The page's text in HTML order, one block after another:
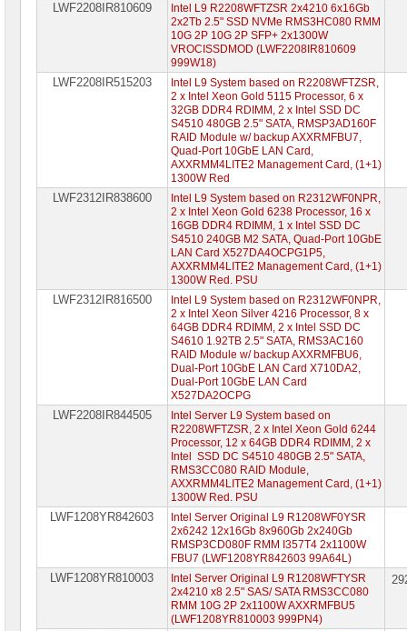
СХД
Серверные
Серверные
LWF2208IR810609
Intel L9 R2208WFTZSR 2x4210 6x16Gb
2x2Tb 2.5" SSD NVMe RMS3HC080 RMM
10G 2P 10G 2P SFP+ 2x1300W
VROCISSDMOD (LWF2208IR810609
999W18)
LWF2208IR515203
Intel L9 System based on R2208WFTZSR,
2 x Intel Xeon Gold 5115 Processor, 6 x
32GB DDR4 RDIMM, 2 x Intel SSD DC
S4510 480GB 2.5" SATA, RMSP3AD160F
RAID Module w/ backup AXXRMFBU7,
Quad-Port 10GbE LAN Card,
AXXRMM4LITE2 Management Card, (1+1)
1300W Red
LWF2312IR838600
Intel L9 System based on R2312WF0NPR,
2 x Intel Xeon Gold 6238 Processor, 16 x
16GB DDR4 RDIMM, 1 x Intel SSD DC
S4510 240GB M2 SATA, Quad-Port 10GbE
LAN Card X527DA4OCPG1P5,
AXXRMM4LITE2 Management Card, (1+1)
1300W Red. PSU
LWF2312IR816500
Intel L9 System based on R2312WF0NPR,
2 x Intel Xeon Silver 4216 Processor, 8 x
64GB DDR4 RDIMM, 2 x Intel SSD DC
S4610 1.92TB 2.5" SATA, RMS3AC160
RAID Module w/ backup AXXRMFBU6,
Dual-Port 10GbE LAN Card X710DA2,
Dual-Port 10GbE LAN Card
X527DA2OCPG
LWF2208IR844505
Intel Server L9 System based on
R2208WFTZSR, 2 x Intel Xeon Gold 6244
Processor, 12 x 64GB DDR4 RDIMM, 2 x
Intel SSD DC S4510 480GB 2.5" SATA,
RMS3CC080 RAID Module,
AXXRMM4LITE2 Management Card, (1+1)
1300W Red. PSU
LWF1208YR842603
Intel Server Original L9 R1208WF0YSR
2x6242 12x16Gb 8x960Gb 2x240Gb
RMSP3CD080F RMM I357T4 2x1100W
FBU7 (LWF1208YR842603 99A64L)
LWF1208YR810003
Intel Server Original L9 R1208WFTYSR
2x4210 x8 2.5" SAS/ SATA RMS3CC080
RMM 10G 2P 2x1100W AXXRMFBU5
(LWF1208YR810003 999PN4)